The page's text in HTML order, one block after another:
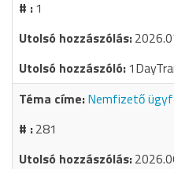
1
Nemfizető
281